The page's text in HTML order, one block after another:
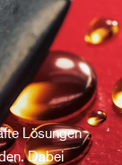
Lösungen
Dabei